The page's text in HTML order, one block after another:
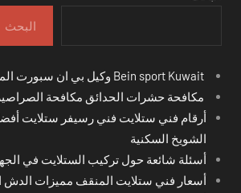
البحث
مكافحة حشرات الحدائق مكافحة
أرقام فني ستلايت فني رسيفر ستلايت
الشويخ السكنية
أسئلة شائعة حول تركيب الستلايت في
أسعار فني ستلايت المنقف مميزات الدش